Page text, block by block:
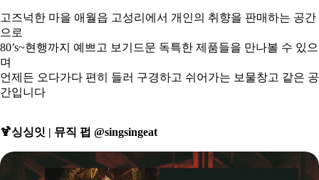
고즈넉한 마을 애월읍 고성리에서 개인의 취향을 판매하는 공간
으로
80’s~현행까지 예쁘고 보기드문 독특한 제품들을 만나볼 수 있으
며
언제든 오다가다 편히 들러 구경하고 쉬어가는 보물창고 같은 공
간입니다
🍹싱싱잇 | 뮤직 펍 @singsingeat